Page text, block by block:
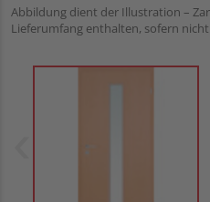
Abbildung dient der Illustration –
Lieferumfang enthalten, sofern